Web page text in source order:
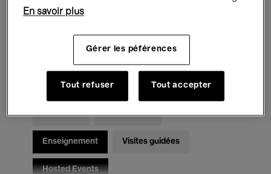
Rencontres & Débats
Musique classique Global Music
Musique électronique
Pour tous Kids’ Palace
Enseignement Visites guidées
Hosted Events
En savoir plus
Gérer les péférences
Tout refuser Tout accepter